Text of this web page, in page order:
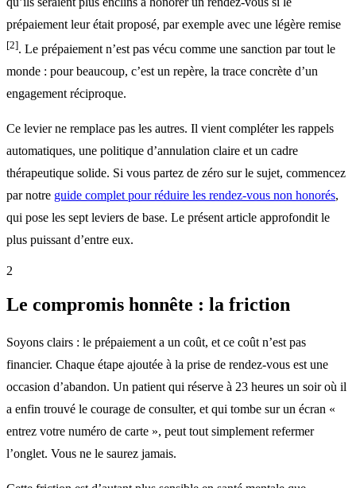
prépaiement leur était proposé, par exemple avec une légère remise
[2]. Le prépaiement n’est pas vécu comme une sanction par tout le
monde : pour beaucoup, c’est un repère, la trace concrète d’un
engagement réciproque.
Ce levier ne remplace pas les autres. Il vient compléter les rappels
automatiques, une politique d’annulation claire et un cadre
thérapeutique solide. Si vous partez de zéro sur le sujet, commencez
par notre guide complet pour réduire les rendez-vous non honorés,
qui pose les sept leviers de base. Le présent article approfondit le
plus puissant d’entre eux.
2
Le compromis honnête : la friction
Soyons clairs : le prépaiement a un coût, et ce coût n’est pas
financier. Chaque étape ajoutée à la prise de rendez-vous est une
occasion d’abandon. Un patient qui réserve à 23 heures un soir où il
a enfin trouvé le courage de consulter, et qui tombe sur un écran «
entrez votre numéro de carte », peut tout simplement refermer
l’onglet. Vous ne le saurez jamais.